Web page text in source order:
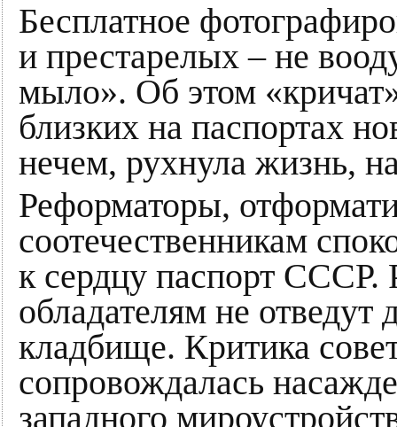
Бесплатное
и престарелых – не
мыло». Об этом
близких на паспортах
нечем, рухнула жизнь,
Реформаторы,
соотечественникам
к сердцу паспорт СССР.
обладателям не отведут
кладбище. Критика
сопровождалась
западного